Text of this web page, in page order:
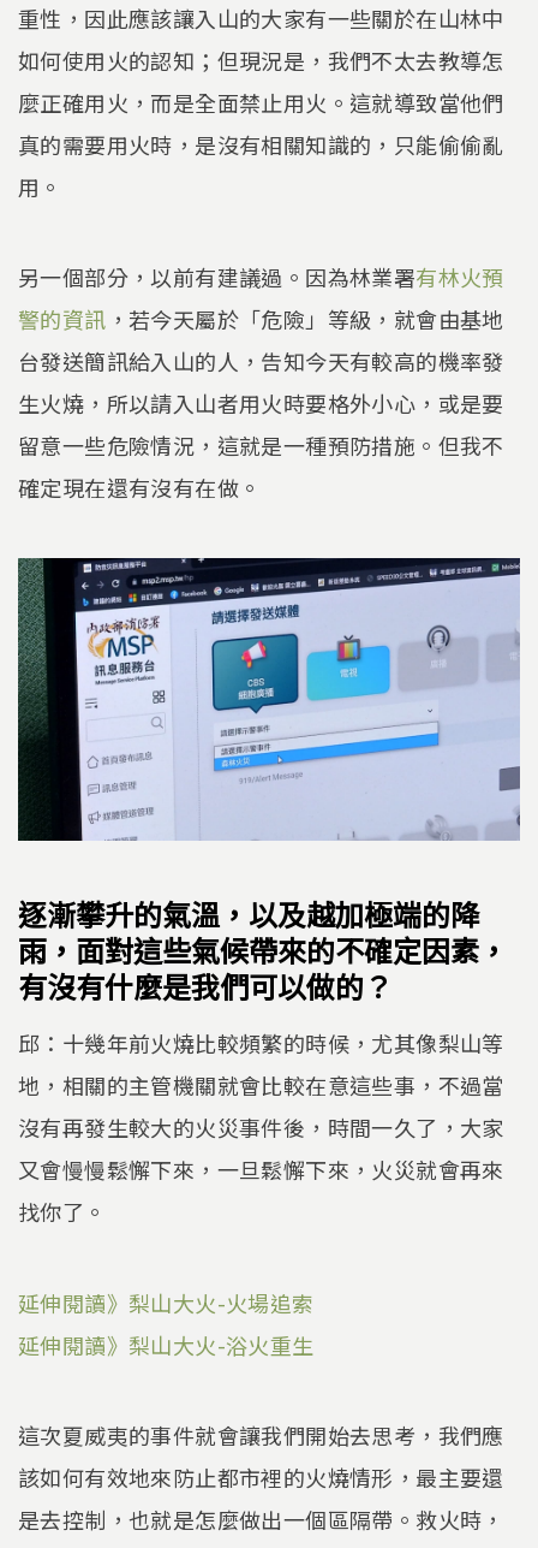
重性，因此應該讓入山的大家有一些關於在山林中
如何使用火的認知；但現況是，我們不太去教導怎
麼正確用火，而是全面禁止用火。這就導致當他們
真的需要用火時，是沒有相關知識的，只能偷偷亂
用。
另一個部分，以前有建議過。因為林業署有林火預
警的資訊 ，若今天屬於「危險」等級，就會由基地
台發送簡訊給入山的人，告知今天有較高的機率發
生火燒，所以請入山者用火時要格外小心，或是要
留意一些危險情況，這就是一種預防措施。但我不
確定現在還有沒有在做。
逐漸攀升的氣溫，以及越加極端的降
雨，面對這些氣候帶來的不確定因素，
有沒有什麼是我們可以做的？
邱：十幾年前火燒比較頻繁的時候，尤其像梨山等
地，相關的主管機關就會比較在意這些事，不過當
沒有再發生較大的火災事件後，時間一久了，大家
又會慢慢鬆懈下來，一旦鬆懈下來，火災就會再來
找你了。
延伸閱讀》梨山大火-火場追索
延伸閱讀》梨山大火-浴火重生
這次夏威夷的事件就會讓我們開始去思考，我們應
該如何有效地來防止都市裡的火燒情形，最主要還
是去控制，也就是怎麼做出一個區隔帶。救火時，